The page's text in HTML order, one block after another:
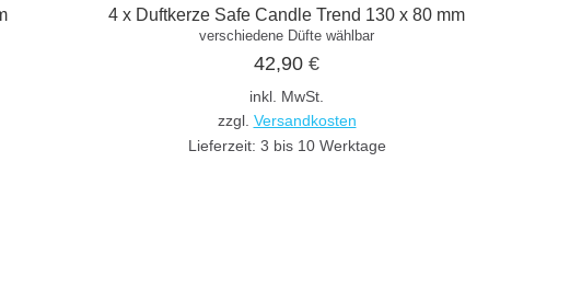
4 x Duftkerze Safe Candle Trend 130 x 80 mm
verschiedene Düfte wählbar
42,90 €
inkl. MwSt.
zzgl. Versandkosten
Lieferzeit: 3 bis 10 Werktage